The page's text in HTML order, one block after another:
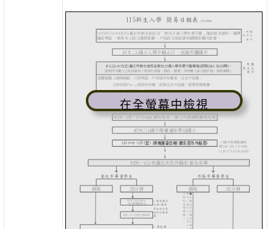
在全螢幕中檢視